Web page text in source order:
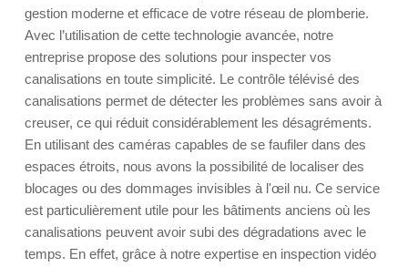
gestion moderne et efficace de votre réseau de plomberie.
Avec l’utilisation de cette technologie avancée, notre
entreprise propose des solutions pour inspecter vos
canalisations en toute simplicité. Le contrôle télévisé des
canalisations permet de détecter les problèmes sans avoir à
creuser, ce qui réduit considérablement les désagréments.
En utilisant des caméras capables de se faufiler dans des
espaces étroits, nous avons la possibilité de localiser des
blocages ou des dommages invisibles à l'œil nu. Ce service
est particulièrement utile pour les bâtiments anciens où les
canalisations peuvent avoir subi des dégradations avec le
temps. En effet, grâce à notre expertise en inspection vidéo